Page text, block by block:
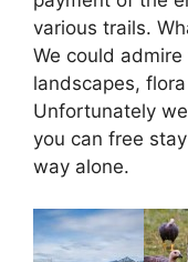
various trails.
We could
landscapes,
Unfortunately
you can free
way alone.